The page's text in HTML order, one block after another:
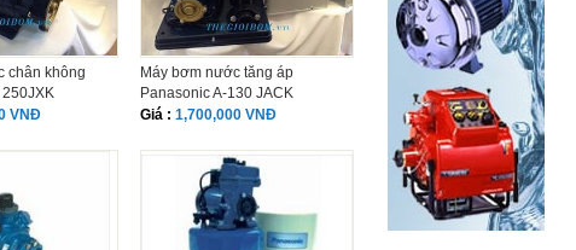
chân không
250JXK
VNĐ
Máy bơm nước tăng áp
Panasonic A-130 JACK
Giá : 1,700,000 VNĐ